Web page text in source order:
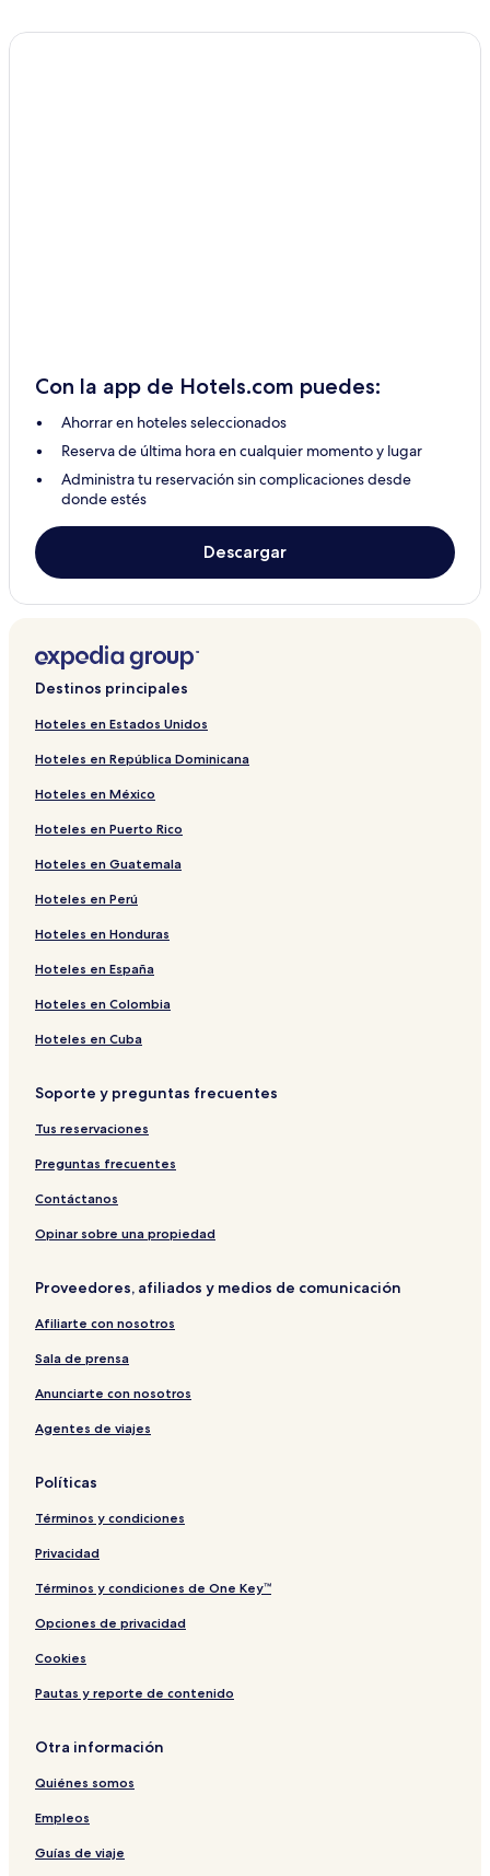
Con la app de Hotels.com puedes:
Ahorrar en hoteles seleccionados
Reserva de última hora en cualquier momento y lugar
Administra tu reservación sin complicaciones desde
donde estés
Descargar
Destinos principales
Hoteles en Estados Unidos
Hoteles en República Dominicana
Hoteles en México
Hoteles en Puerto Rico
Hoteles en Guatemala
Hoteles en Perú
Hoteles en Honduras
Hoteles en España
Hoteles en Colombia
Hoteles en Cuba
Soporte y preguntas frecuentes
Tus reservaciones
Preguntas frecuentes
Contáctanos
Opinar sobre una propiedad
Proveedores, afiliados y medios de comunicación
Afiliarte con nosotros
Sala de prensa
Anunciarte con nosotros
Agentes de viajes
Políticas
Términos y condiciones
Privacidad
Términos y condiciones de One Key™
Opciones de privacidad
Cookies
Pautas y reporte de contenido
Otra información
Quiénes somos
Empleos
Guías de viaje